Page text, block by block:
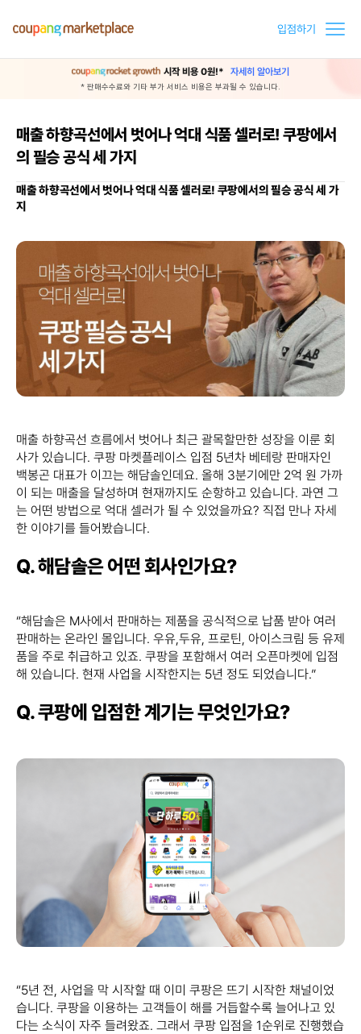
입점하기
시작 비용 0원!* 자세히 알아보기
* 판매수수료와 기타 부가 서비스 비용은 부과될 수 있습니다.
매출 하향곡선에서 벗어나 억대 식품 셀러로! 쿠팡에서
의 필승 공식 세 가지
매출 하향곡선에서 벗어나 억대 식품 셀러로! 쿠팡에서의 필승 공식 세 가
지
매출 하향곡선 흐름에서 벗어나 최근 괄목할만한 성장을 이룬 회
사가 있습니다. 쿠팡 마켓플레이스 입점 5년차 베테랑 판매자인
백봉곤 대표가 이끄는 해담솔인데요. 올해 3분기에만 2억 원 가까
이 되는 매출을 달성하며 현재까지도 순항하고 있습니다. 과연 그
는 어떤 방법으로 억대 셀러가 될 수 있었을까요? 직접 만나 자세
한 이야기를 들어봤습니다.
Q. 해담솔은 어떤 회사인가요?
“해담솔은 M사에서 판매하는 제품을 공식적으로 납품 받아 여러
판매하는 온라인 몰입니다. 우유,두유, 프로틴, 아이스크림 등 유제
품을 주로 취급하고 있죠. 쿠팡을 포함해서 여러 오픈마켓에 입점
해 있습니다. 현재 사업을 시작한지는 5년 정도 되었습니다.”
Q. 쿠팡에 입점한 계기는 무엇인가요?
“5년 전, 사업을 막 시작할 때 이미 쿠팡은 뜨기 시작한 채널이었
습니다. 쿠팡을 이용하는 고객들이 해를 거듭할수록 늘어나고 있
다는 소식이 자주 들려왔죠. 그래서 쿠팡 입점을 1순위로 진행했습